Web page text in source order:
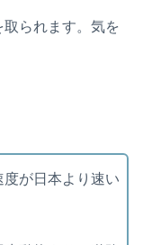
取られます。気を
が日本より速い